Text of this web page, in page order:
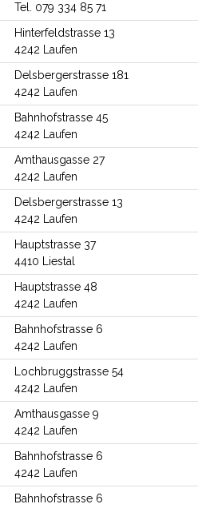
Tel. 079 334 85 71
Hinterfeldstrasse 13
4242 Laufen
Delsbergerstrasse 181
4242 Laufen
Bahnhofstrasse 45
4242 Laufen
Amthausgasse 27
4242 Laufen
Delsbergerstrasse 13
4242 Laufen
Hauptstrasse 37
4410 Liestal
Hauptstrasse 48
4242 Laufen
Bahnhofstrasse 6
4242 Laufen
Lochbruggstrasse 54
4242 Laufen
Amthausgasse 9
4242 Laufen
Bahnhofstrasse 6
4242 Laufen
Bahnhofstrasse 6